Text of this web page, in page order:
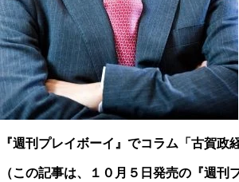
『週刊プレイボーイ』でコラム「古賀政
（この記事は、１０月５日発売の『週刊